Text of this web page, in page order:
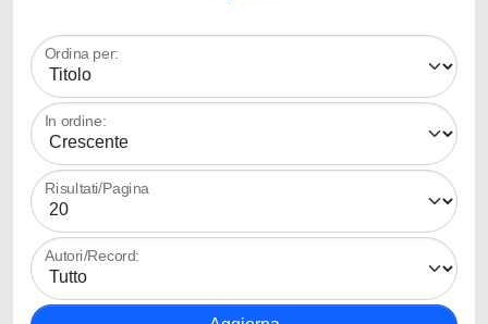
Ordina per:
In ordine:
Risultati/Pagina
Autori/Record: